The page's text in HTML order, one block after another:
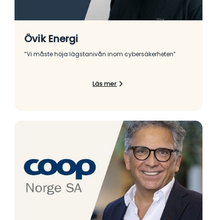
Övik Energi
”Vi måste höja lägstanivån inom cybersäkerheten”
Läs mer